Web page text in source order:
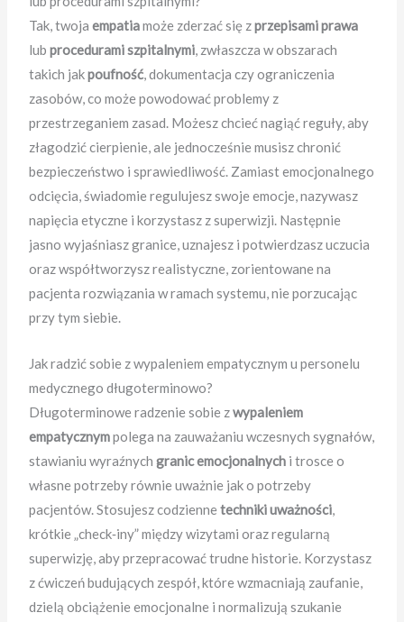
Tak, twojaempatiamoże zderzać się zprzepisami prawa
lubprocedurami szpitalnymi, zwłaszcza w obszarach
takich jakpoufność, dokumentacja czy ograniczenia
zasobów, co może powodować problemy z
przestrzeganiem zasad. Możesz chcieć nagiąć reguły, aby
złagodzić cierpienie, ale jednocześnie musisz chronić
bezpieczeństwo i sprawiedliwość. Zamiast emocjonalnego
odcięcia, świadomie regulujesz swoje emocje, nazywasz
napięcia etyczne i korzystasz z superwizji. Następnie
jasno wyjaśniasz granice, uznajesz i potwierdzasz uczucia
oraz współtworzysz realistyczne, zorientowane na
pacjenta rozwiązania w ramach systemu, nie porzucając
przy tym siebie.
Jak radzić sobie z wypaleniem empatycznym u personelu
medycznego długoterminowo?
Długoterminowe radzenie sobie zwypaleniem
empatycznympolega na zauważaniu wczesnych sygnałów,
stawianiu wyraźnychgranic emocjonalnych i trosce o
własne potrzeby równie uważnie jak o potrzeby
pacjentów. Stosujesz codziennetechniki uważności,
krótkie „check‑iny” między wizytami oraz regularną
superwizję, aby przepracować trudne historie. Korzystasz
z ćwiczeń budujących zespół, które wzmacniają zaufanie,
dzielą obciążenie emocjonalne i normalizują szukanie